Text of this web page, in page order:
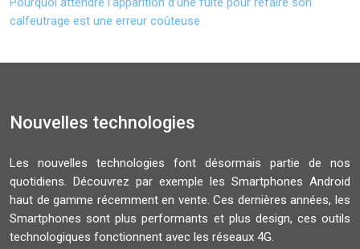
calfeutrage est une erreur coûteuse
Nouvelles technologies
Les nouvelles technologies font désormais partie de nos
quotidiens. Découvrez par exemple les Smartphones Android
haut de gamme récemment en vente. Ces dernières années, les
Smartphones sont plus performants et plus design, ces outils
technologiques fonctionnent avec les réseaux 4G.